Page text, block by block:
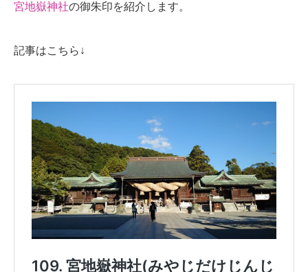
宮地嶽神社の御朱印を紹介します。
記事はこちら↓